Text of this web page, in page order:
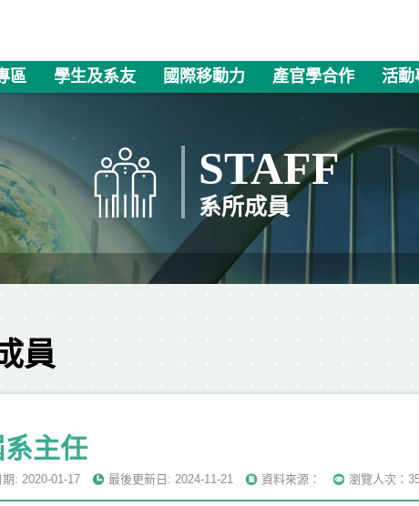
區 學生及系友 國際移動力 產官學合作 活動
STAFF
系所成員
員
系主任
: 2020-01-17 最後更新日: 2024-11-21 資料來源： 瀏覽人次：